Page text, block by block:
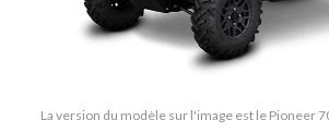
La version du modèle sur l'image est le Pioneer